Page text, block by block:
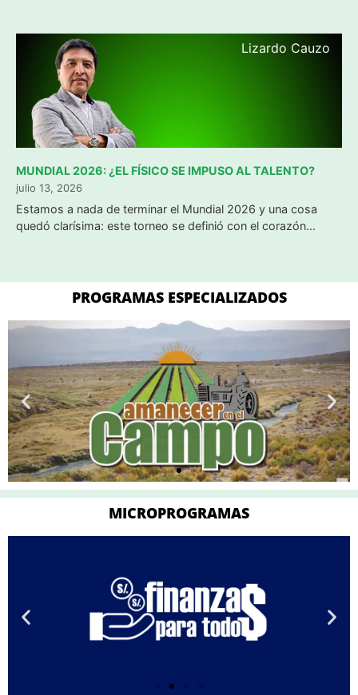
Lizardo Cauzo
MUNDIAL 2026: ¿EL FÍSICO SE IMPUSO AL TALENTO?
julio 13, 2026
​Estamos a nada de terminar el Mundial 2026 y una cosa
quedó clarísima: este torneo se definió con el corazón...
PROGRAMAS ESPECIALIZADOS
MICROPROGRAMAS